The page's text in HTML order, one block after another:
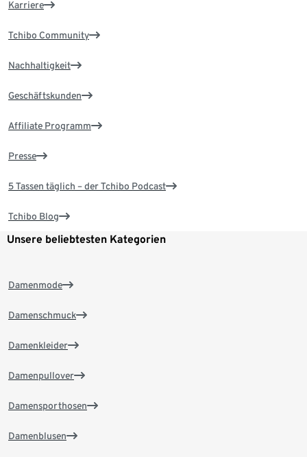
Karriere
Tchibo Community
Nachhaltigkeit
Geschäftskunden
Affiliate Programm
Presse
5 Tassen täglich – der Tchibo Podcast
Tchibo Blog
Unsere beliebtesten Kategorien
Damenmode
Damenschmuck
Damenkleider
Damenpullover
Damensporthosen
Damenblusen